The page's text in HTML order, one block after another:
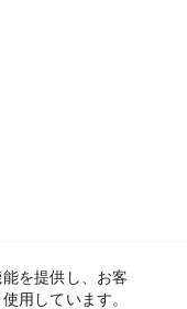
を提供し、お客
用しています。